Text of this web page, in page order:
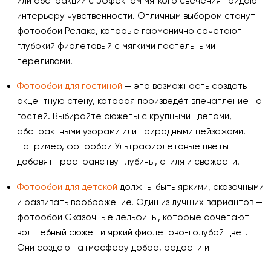
интерьеру чувственности. Отличным выбором станут
фотообои Релакс, которые гармонично сочетают
глубокий фиолетовый с мягкими пастельными
переливами.
Фотообои для гостиной — это возможность создать
акцентную стену, которая произведёт впечатление на
гостей. Выбирайте сюжеты с крупными цветами,
абстрактными узорами или природными пейзажами.
Например, фотообои Ультрафиолетовые цветы
добавят пространству глубины, стиля и свежести.
Фотообои для детской должны быть яркими, сказочными
и развивать воображение. Один из лучших вариантов —
фотообои Сказочные дельфины, которые сочетают
волшебный сюжет и яркий фиолетово-голубой цвет.
Они создают атмосферу добра, радости и